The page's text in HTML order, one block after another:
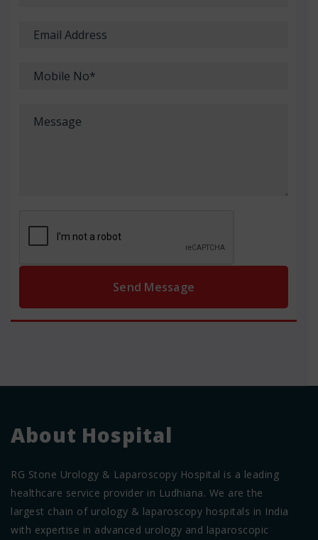
About Hospital
RG Stone Urology & Laparoscopy Hospital is a leading
healthcare service provider in Ludhiana. We are the
largest chain of urology & laparoscopy hospitals in India
with expertise in advanced urology and laparoscopic